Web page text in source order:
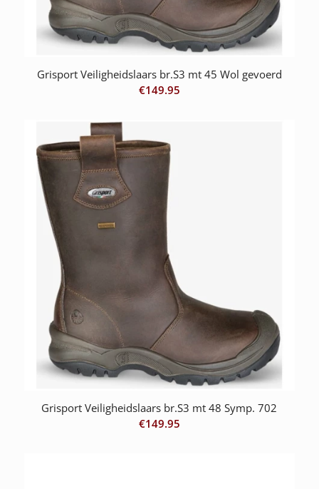
Grisport Veiligheidslaars br.S3 mt 45 Wol gevoerd
€149.95
Grisport Veiligheidslaars br.S3 mt 48 Symp. 702
€149.95